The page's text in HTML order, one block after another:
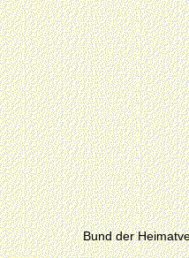
Bund der